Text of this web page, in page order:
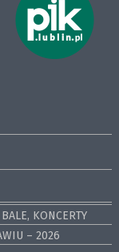
KONCERTY
– 2026